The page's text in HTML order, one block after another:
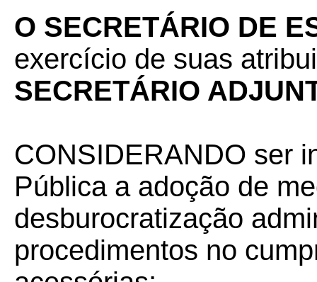
O SECRETÁRIO DE
exercício de suas
SECRETÁRIO
CONSIDERANDO ser
Pública a adoção de
desburocratização
procedimentos no